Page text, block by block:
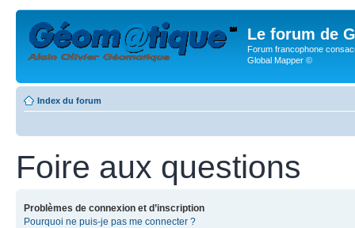
Le forum de
Forum francophone
Global Mapper ©
Index du forum
Foire aux questions
Problèmes de connexion et d’inscription
Pourquoi ne puis-je pas me connecter ?